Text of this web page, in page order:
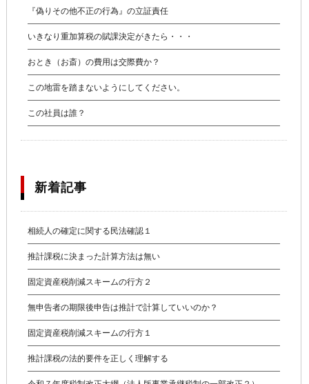
『偽りその他不正の行為』の立証責任
いきなり重加算税の賦課決定がきたら・・・
おとき（お斎）の費用は交際費か？
この地雷を踏まないようにしてください。
この社員は誰？
新着記事
相続人の確定に関する民法確認１
推計課税に決まった計算方法は無い
固定資産税削減スキームの行方２
無申告者の期限後申告は推計で計算していいのか？
固定資産税削減スキームの行方１
推計課税の法的要件を正しく理解する